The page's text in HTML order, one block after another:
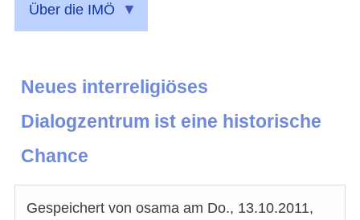
Über die IMÖ
Neues interreligiöses
Dialogzentrum ist eine historische
Chance
Gespeichert von osama am Do., 13.10.2011,